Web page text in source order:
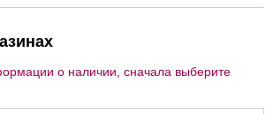
о наличии, сначала выберите